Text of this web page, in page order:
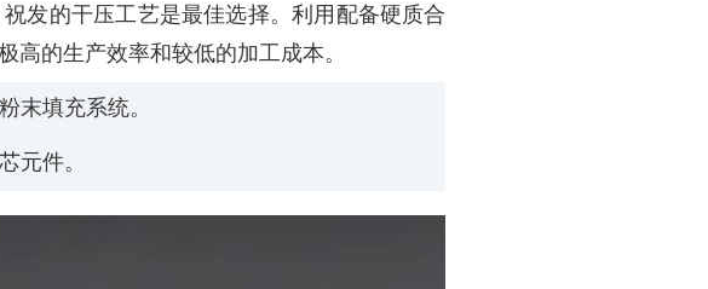
发的干压工艺是最佳选择。利用配备硬质合
的生产效率和较低的加工成本。
末填充系统。
元件。